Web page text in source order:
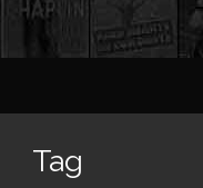
Tag